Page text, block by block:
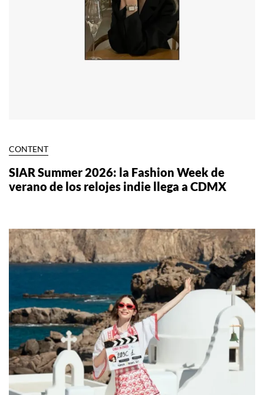
CONTENT
SIAR Summer 2026: la Fashion Week de
verano de los relojes indie llega a CDMX